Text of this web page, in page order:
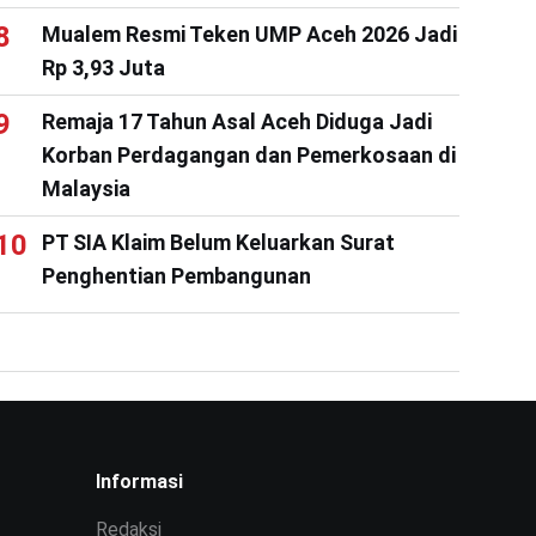
Mualem Resmi Teken UMP Aceh 2026 Jadi
Rp 3,93 Juta
Remaja 17 Tahun Asal Aceh Diduga Jadi
Korban Perdagangan dan Pemerkosaan di
Malaysia
PT SIA Klaim Belum Keluarkan Surat
Penghentian Pembangunan
Informasi
Redaksi